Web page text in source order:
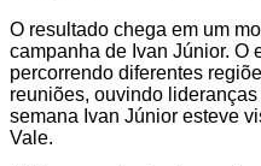
O resultado chega em um
campanha de Ivan Júnior. O
percorrendo diferentes
reuniões, ouvindo
semana Ivan Júnior esteve
Vale.